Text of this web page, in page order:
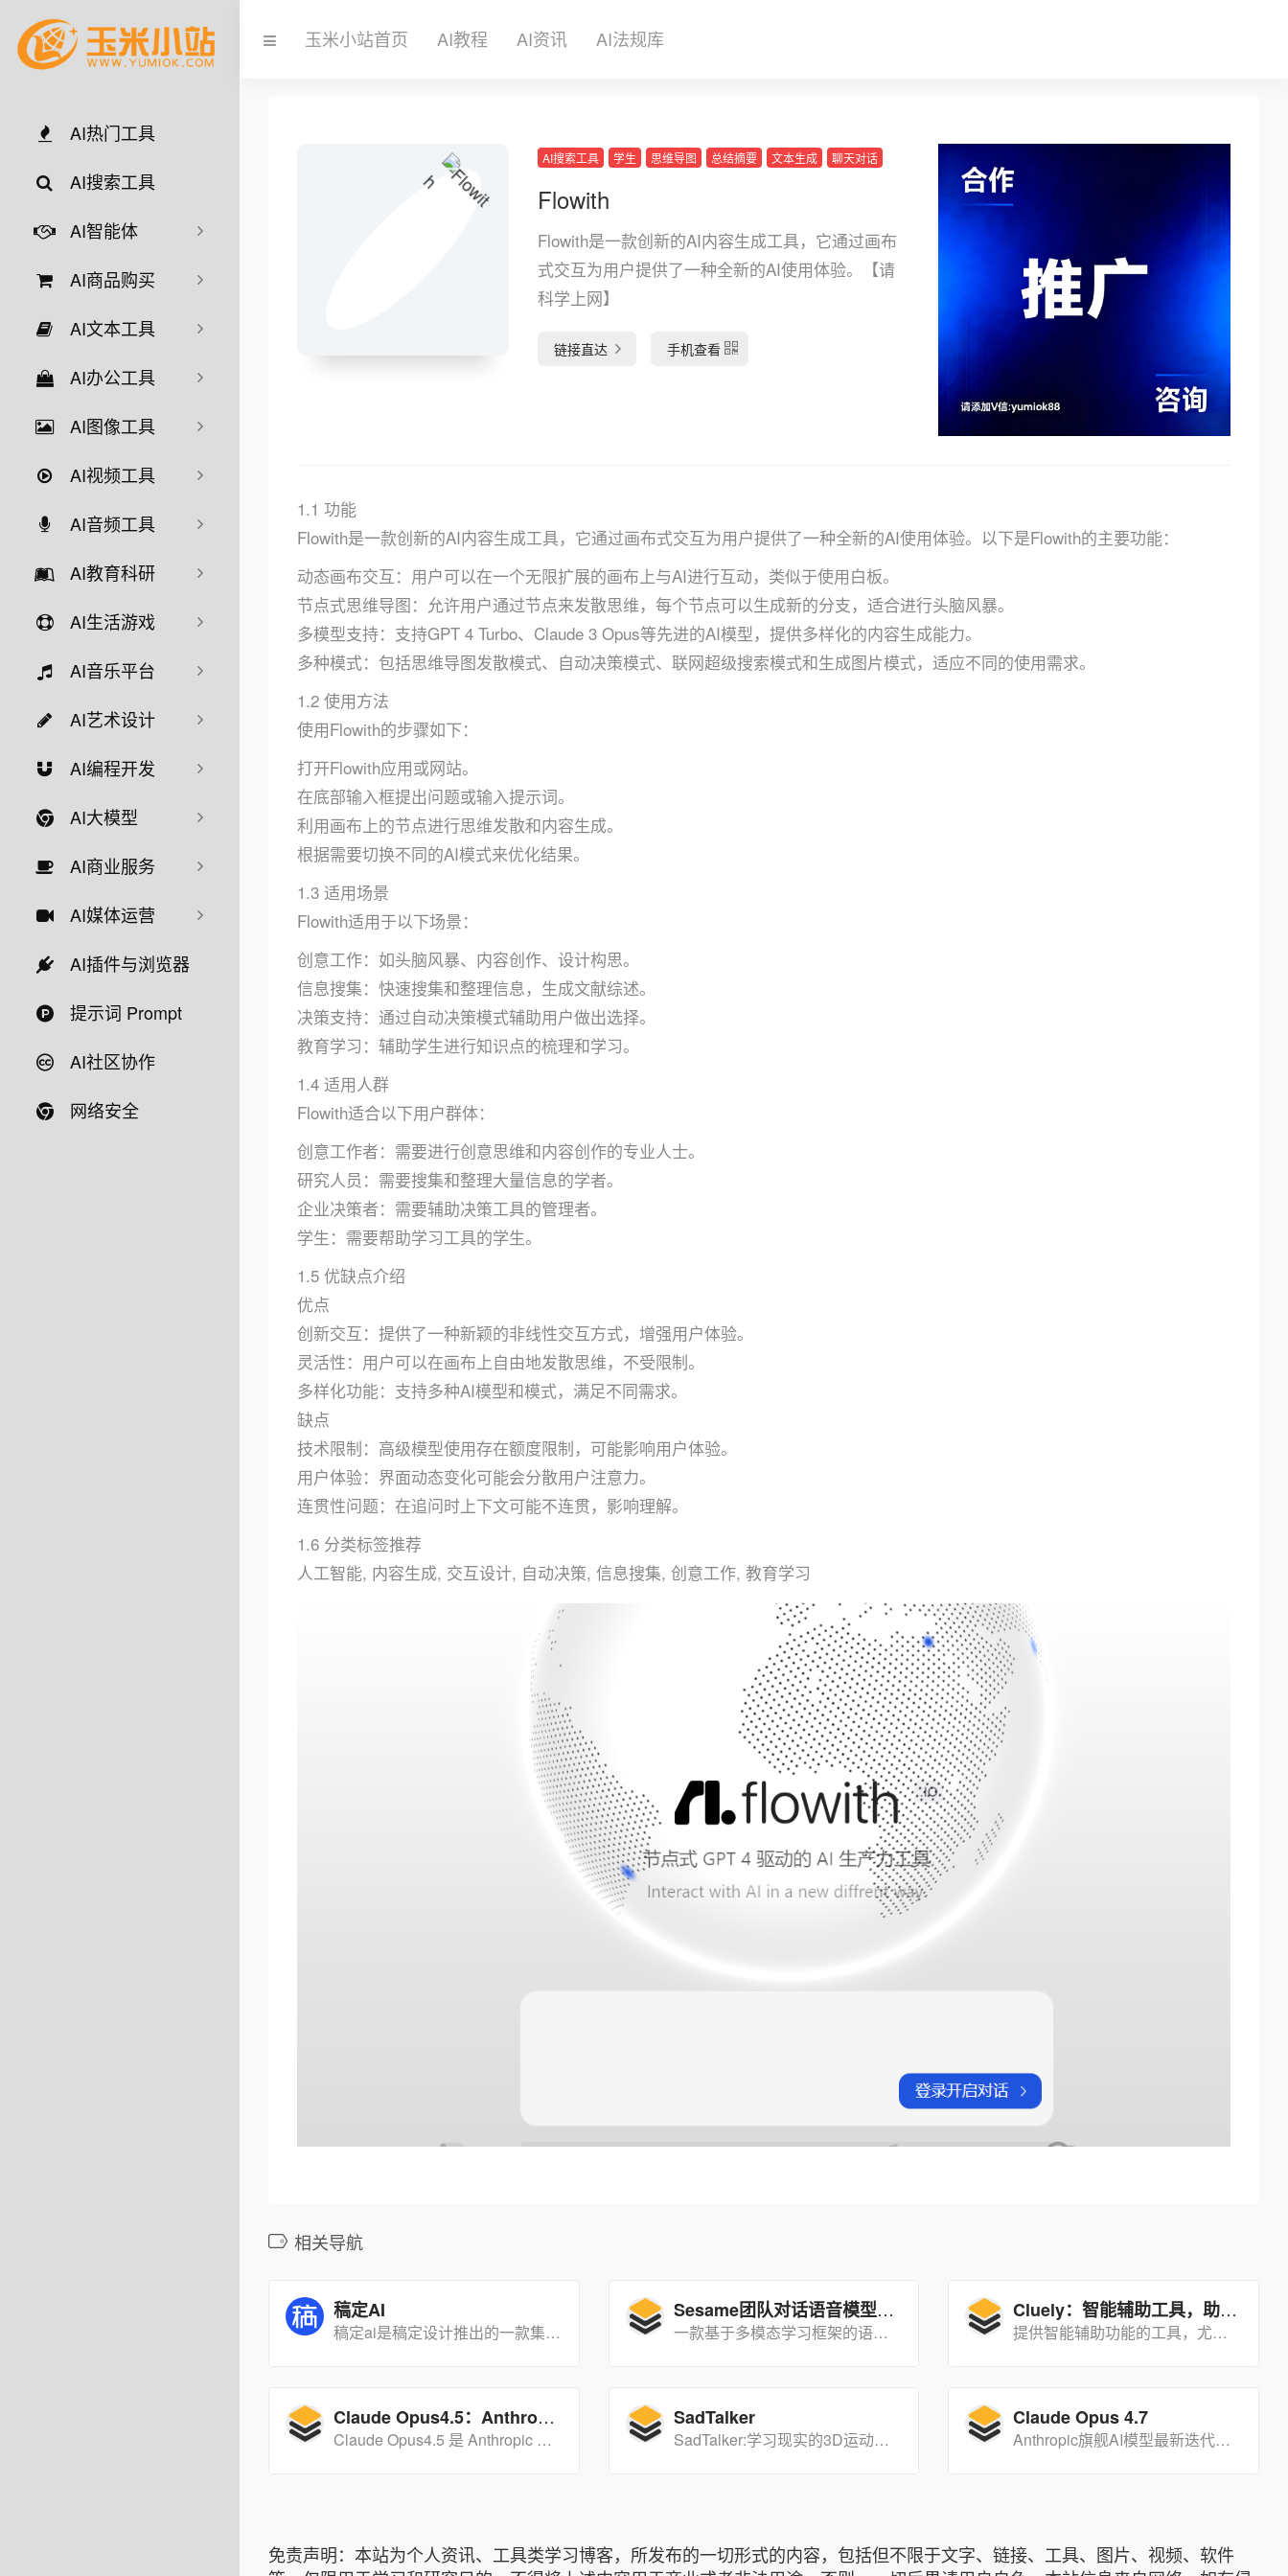
AI热门工具
AI搜索工具
AI智能体
AI商品购买
AI文本工具
AI办公工具
AI图像工具
AI视频工具
AI音频工具
AI教育科研
AI生活游戏
AI音乐平台
AI艺术设计
AI编程开发
AI大模型
AI商业服务
AI媒体运营
AI插件与浏览器
提示词 Prompt
AI社区协作
网络安全
玉米小站首页 AI教程 AI资讯 AI法规库
AI搜索工具 学生 思维导图 总结摘要 文本生成 聊天对话
Flowith
Flowith是一款创新的AI内容生成工具，它通过画布
式交互为用户提供了一种全新的AI使用体验。【请
科学上网】
链接直达 手机查看
1.1 功能
Flowith是一款创新的AI内容生成工具，它通过画布式交互为用户提供了一种全新的AI使用体验。以下是Flowith的主要功能：
动态画布交互：用户可以在一个无限扩展的画布上与AI进行互动，类似于使用白板。
节点式思维导图：允许用户通过节点来发散思维，每个节点可以生成新的分支，适合进行头脑风暴。
多模型支持：支持GPT 4 Turbo、Claude 3 Opus等先进的AI模型，提供多样化的内容生成能力。
多种模式：包括思维导图发散模式、自动决策模式、联网超级搜索模式和生成图片模式，适应不同的使用需求。
1.2 使用方法
使用Flowith的步骤如下：
打开Flowith应用或网站。
在底部输入框提出问题或输入提示词。
利用画布上的节点进行思维发散和内容生成。
根据需要切换不同的AI模式来优化结果。
1.3 适用场景
Flowith适用于以下场景：
创意工作：如头脑风暴、内容创作、设计构思。
信息搜集：快速搜集和整理信息，生成文献综述。
决策支持：通过自动决策模式辅助用户做出选择。
教育学习：辅助学生进行知识点的梳理和学习。
1.4 适用人群
Flowith适合以下用户群体：
创意工作者：需要进行创意思维和内容创作的专业人士。
研究人员：需要搜集和整理大量信息的学者。
企业决策者：需要辅助决策工具的管理者。
学生：需要帮助学习工具的学生。
1.5 优缺点介绍
优点
创新交互：提供了一种新颖的非线性交互方式，增强用户体验。
灵活性：用户可以在画布上自由地发散思维，不受限制。
多样化功能：支持多种AI模型和模式，满足不同需求。
缺点
技术限制：高级模型使用存在额度限制，可能影响用户体验。
用户体验：界面动态变化可能会分散用户注意力。
连贯性问题：在追问时上下文可能不连贯，影响理解。
1.6 分类标签推荐
人工智能, 内容生成, 交互设计, 自动决策, 信息搜集, 创意工作, 教育学习
相关导航
稿定AI
稿定ai是稿定设计推出的一款集ai设计,ai绘画网站,ai文案写作,ai商品合成,ai场景,ai素材生成为一体的ai工具! 注册用户20次免费生成机会，作为灵感参考和学习真的非常不错！
Sesame团队对话语音模型（CSM）：让AI语音交互更自然
一款基于多模态学习框架的语音交互模型，旨在通过自然、连贯的语音生成技术提升语音助手的情感交互能力。
Cluely：智能辅助工具，助力高效学习与考试
提供智能辅助功能的工具，尤其在学习和考试场景中表现出色，其核心优势在于“真正无法检测”，能够帮助用户在屏幕共享等场景下保持信息的隐蔽性。
Claude Opus4.5：Anthropic 旗下的高性能混合推理 AI 模型
Claude Opus4.5 是 Anthropic 推出的最新旗舰混合推理 AI 模型，在编码、推理和长期任务管理方面表现卓越，同时大幅提升了安全性、效率与资源使用灵活性，能显著提高多类场景的生产力。
SadTalker
SadTalker:学习现实的3D运动系数风格化音频驱动的单图像说话的脸动画。
Claude Opus 4.7
Anthropic旗舰AI模型最新迭代，编程能力超越GPT-5.4和Gemini 3.1 Pro，核心突破在于「更靠谱」而非「更聪明」，任务可靠性和答案准确性大幅提升。
免责声明：本站为个人资讯、工具类学习博客，所发布的一切形式的内容，包括但不限于文字、链接、工具、图片、视频、软件